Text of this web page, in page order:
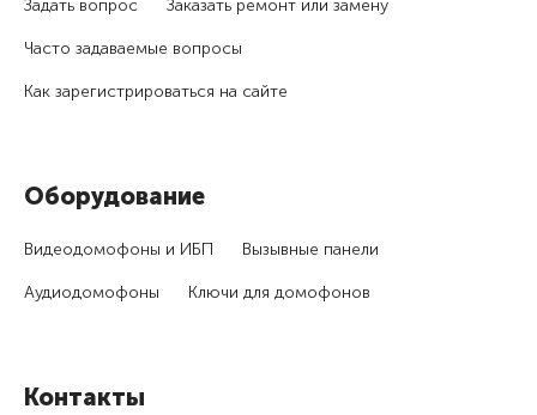
Задать вопрос Заказать ремонт или замену
Часто задаваемые вопросы
Как зарегистри­роваться на сайте
Оборудование
Видеодомофоны и ИБП Вызывные панели
Аудиодомофоны Ключи для домофонов
Контакты